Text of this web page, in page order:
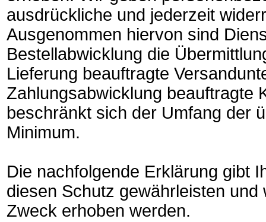
ausdrückliche und jederzeit
Ausgenommen hiervon sind
Bestellabwicklung die
Lieferung beauftragte
Zahlungsabwicklung beauftragte
beschränkt sich der Umfang der
Minimum.
Die nachfolgende Erklärung gibt
diesen Schutz gewährleisten
Zweck erhoben werden.